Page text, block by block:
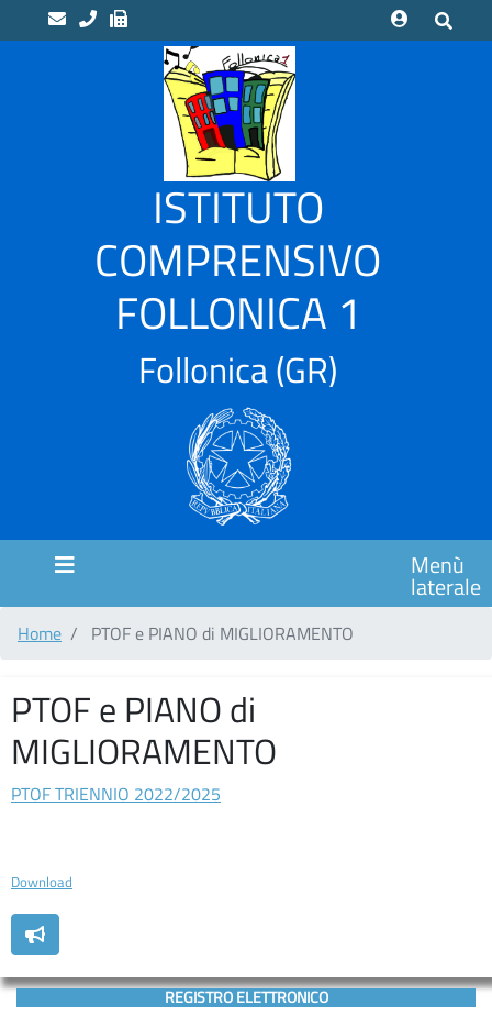
ISTITUTO
COMPRENSIVO
FOLLONICA 1
Follonica(GR)
Menù
laterale
“LUCA
PACIOLI”
Indirizzo
Musicale
“CAMPI
ALTI”
Scuola
Infanzia
CASSARELLO
MARCHE
SCUOLA
SCUOLA
ITALO
CALVINO
SCUOLA
PRIMARIA
COUNSELING/SPORTELLO
D’ASCOLTO
Home PTOF e PIANO di MIGLIORAMENTO
PTOF e PIANO di
MIGLIORAMENTO
PTOF TRIENNIO 2022/2025
Download
REGISTRO ELETTRONICO